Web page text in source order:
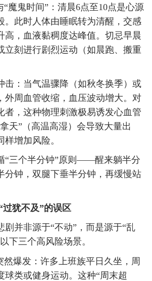
“魔鬼时间”：清晨6点至10点是心源
。此时人体由睡眠转为清醒，交感
高，血液黏稠度达峰值。切忌早晨
立刻进行剧烈运动（如晨跑、搬重
击：当气温骤降（如秋冬换季）或
外周血管收缩，血压波动增大。对
者，这种物理刺激极易诱发心血管
天”（高温高湿）会导致大量出
增加风险。
“三个半分钟”原则——醒来躺半分
分钟，双腿下垂半分钟，再缓慢站
过犹不及”的误区
剧并非源于“不动”，而是源于“乱
下三个高风险场景。
然爆发：许多上班族平日久坐，周
球类或健身运动。这种“周末超